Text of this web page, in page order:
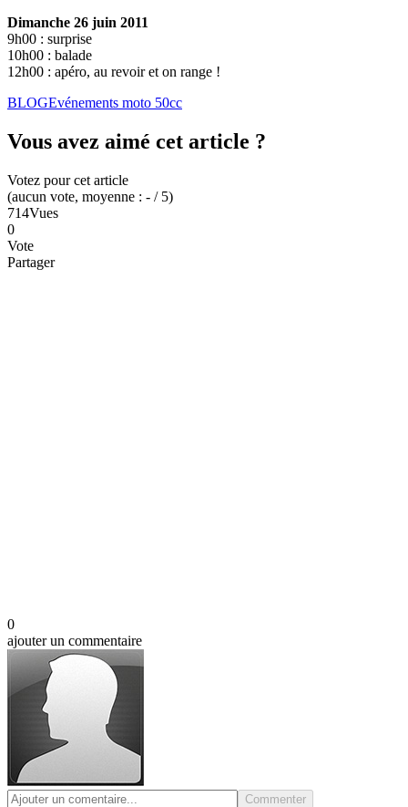
Dimanche 26 juin 2011
9h00 : surprise
10h00 : balade
12h00 : apéro, au revoir et on range !
BLOGEvénements moto 50cc
Vous avez aimé cet article ?
Votez pour cet article
(aucun vote, moyenne : - / 5)
714Vues
0
Vote
Partager
0
ajouter un commentaire
Commenter